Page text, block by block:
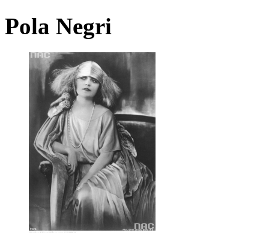
Pola Negri